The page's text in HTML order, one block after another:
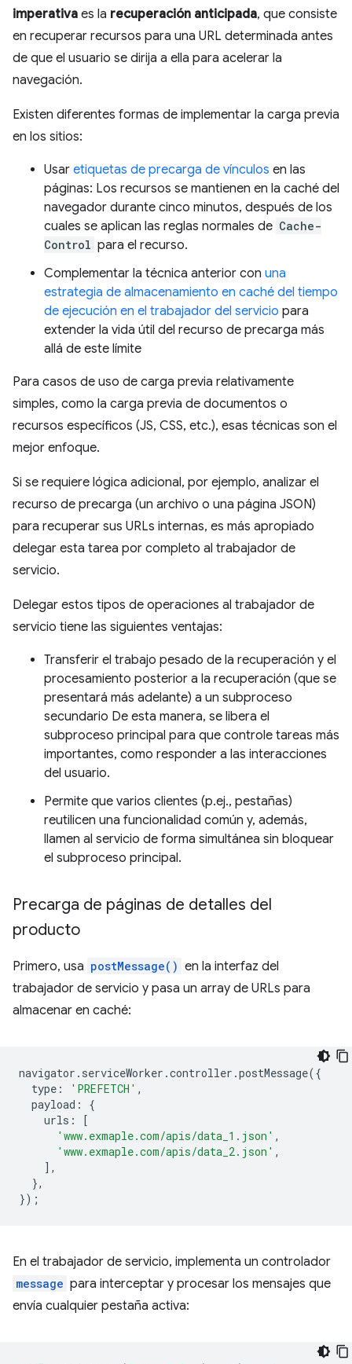
imperativa es la recuperación anticipada, que consiste
en recuperar recursos para una URL determinada antes
de que el usuario se dirija a ella para acelerar la
navegación.
Existen diferentes formas de implementar la carga previa
en los sitios:
Usar etiquetas de precarga de vínculos en las
páginas: Los recursos se mantienen en la caché del
navegador durante cinco minutos, después de los
cuales se aplican las reglas normales de Cache-
Control para el recurso.
Complementar la técnica anterior con una
estrategia de almacenamiento en caché del tiempo
de ejecución en el trabajador del servicio para
extender la vida útil del recurso de precarga más
allá de este límite
Para casos de uso de carga previa relativamente
simples, como la carga previa de documentos o
recursos específicos (JS, CSS, etc.), esas técnicas son el
mejor enfoque.
Si se requiere lógica adicional, por ejemplo, analizar el
recurso de precarga (un archivo o una página JSON)
para recuperar sus URLs internas, es más apropiado
delegar esta tarea por completo al trabajador de
servicio.
Delegar estos tipos de operaciones al trabajador de
servicio tiene las siguientes ventajas:
Transferir el trabajo pesado de la recuperación y el
procesamiento posterior a la recuperación (que se
presentará más adelante) a un subproceso
secundario De esta manera, se libera el
subproceso principal para que controle tareas más
importantes, como responder a las interacciones
del usuario.
Permite que varios clientes (p.ej., pestañas)
reutilicen una funcionalidad común y, además,
llamen al servicio de forma simultánea sin bloquear
el subproceso principal.
Precarga de páginas de detalles del
producto
Primero, usa postMessage() en la interfaz del
trabajador de servicio y pasa un array de URLs para
almacenar en caché:
navigator . serviceWorker .controller .postMessage({
type : 'PREFETCH' ,
payload :
{
urls :
[
'www.exmaple.com/apis/data_1.json' ,
'www.exmaple.com/apis/data_2.json' ,
],
},
});
En el trabajador de servicio, implementa un controlador
message para interceptar y procesar los mensajes que
envía cualquier pestaña activa: